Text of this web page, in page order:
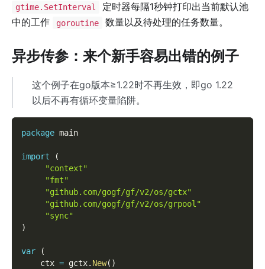
gtime.SetInterval
定时器每隔1秒钟打印出当前默认池
中的工作
goroutine 数量以及待处理的任务数量。
异步传参：来个新手容易出错的例子
这个例子在go版本≥1.22时不再生效，即go 1.22
以后不再有循环变量陷阱。
package main
import
(
"context"
"fmt"
"github.com/gogf/gf/v2/os/gctx"
"github.com/gogf/gf/v2/os/grpool"
"sync"
)
var
(
    ctx
= gctx. New( )